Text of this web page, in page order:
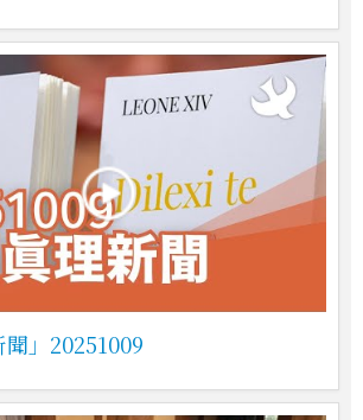
」20251009